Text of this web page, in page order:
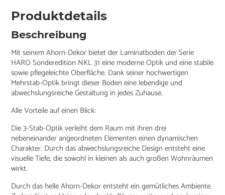
Produktdetails
Beschreibung
Mit seinem Ahorn-Dekor bietet der Laminatboden der Serie
HARO Sonderedition NKL 31 eine moderne Optik und eine stabile
sowie pflegeleichte Oberfläche. Dank seiner hochwertigen
Mehrstab-Optik bringt dieser Boden eine lebendige und
abwechslungsreiche Gestaltung in jedes Zuhause.
Alle Vorteile auf einen Blick:
Die 3-Stab-Optik verleiht dem Raum mit ihren drei
nebeneinander angeordneten Elementen einen dynamischen
Charakter. Durch das abwechslungsreiche Design entsteht eine
visuelle Tiefe, die sowohl in kleinen als auch großen Wohnräumen
wirkt.
Durch das helle Ahorn-Dekor entsteht ein gemütliches Ambiente.